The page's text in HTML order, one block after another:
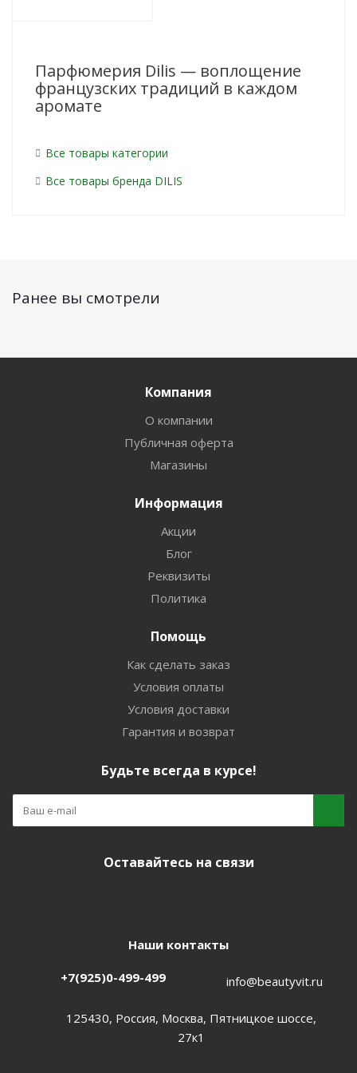
Парфюмерия Dilis — воплощение
французских традиций в каждом
аромате
Все товары категории
Все товары бренда DILIS
Ранее вы смотрели
Компания
О компании
Публичная оферта
Магазины
Информация
Акции
Блог
Реквизиты
Политика
Помощь
Как сделать заказ
Условия оплаты
Условия доставки
Гарантия и возврат
Будьте всегда в курсе!
Оставайтесь на связи
Наши контакты
+7(925)0-499-499 info@beautyvit.ru
125430, Россия, Москва, Пятницкое шоссе,
27к1